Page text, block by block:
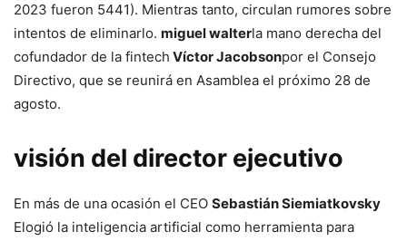
2023 fueron 5441). Mientras tanto, circulan rumores sobre
intentos de eliminarlo. miguel walterla mano derecha del
cofundador de la fintech Víctor Jacobsonpor el Consejo
Directivo, que se reunirá en Asamblea el próximo 28 de
agosto.
visión del director ejecutivo
En más de una ocasión el CEO Sebastián Siemiatkovsky
Elogió la inteligencia artificial como herramienta para